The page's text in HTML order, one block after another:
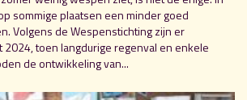
sommige plaatsen een minder goed
Volgens de Wespenstichting zijn er
toen langdurige regenval en enkele
de ontwikkeling van...